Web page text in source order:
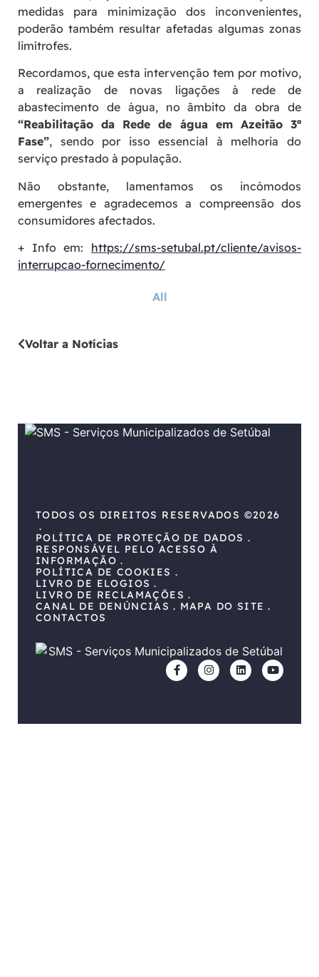
medidas para minimização dos inconvenientes,
poderão também resultar afetadas algumas zonas
limítrofes.
Recordamos, que esta intervenção tem por motivo,
a realização de novas ligações à rede de
abastecimento de água, no âmbito da obra de
“Reabilitação da Rede de água em Azeitão 3ª
Fase”, sendo por isso essencial à melhoria do
serviço prestado à população.
Não obstante, lamentamos os incómodos
emergentes e agradecemos a compreensão dos
consumidores afectados.
+ Info em: https://sms-setubal.pt/cliente/avisos-
interrupcao-fornecimento/
All
Voltar a Notícias
TODOS OS DIREITOS RESERVADOS ©2026
POLÍTICA DE PROTEÇÃO DE DADOS
RESPONSÁVEL PELO ACESSO À
INFORMAÇÃO
POLÍTICA DE COOKIES
LIVRO DE ELOGIOS
LIVRO DE RECLAMAÇÕES
CANAL DE DENÚNCIAS
MAPA DO SITE
CONTACTOS